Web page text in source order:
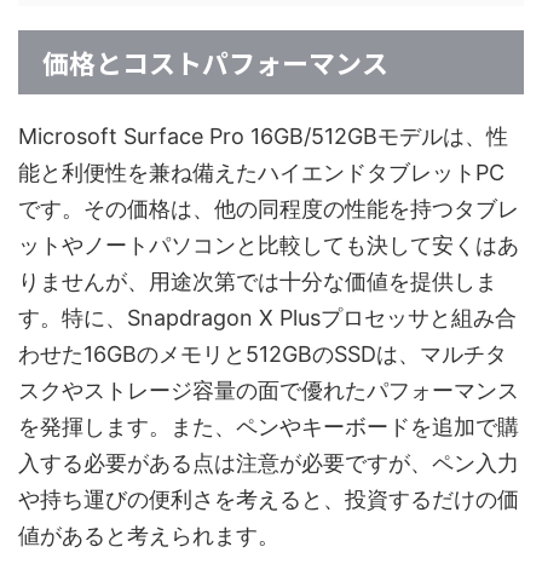
価格とコストパフォーマンス
Microsoft Surface Pro 16GB/512GBモデルは、性
能と利便性を兼ね備えたハイエンドタブレットPC
です。その価格は、他の同程度の性能を持つタブレ
ットやノートパソコンと比較しても決して安くはあ
りませんが、用途次第では十分な価値を提供しま
す。特に、Snapdragon X Plusプロセッサと組み合
わせた16GBのメモリと512GBのSSDは、マルチタ
スクやストレージ容量の面で優れたパフォーマンス
を発揮します。また、ペンやキーボードを追加で購
入する必要がある点は注意が必要ですが、ペン入力
や持ち運びの便利さを考えると、投資するだけの価
値があると考えられます。